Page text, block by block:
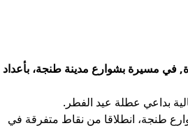
للشغل, وحيدة, في مسيرة بشوارع مدينة طنجة، بأعداد
بداعي عطلة عيد الفطر.
طنجة، انطلاقا من نقاط متفرقة في